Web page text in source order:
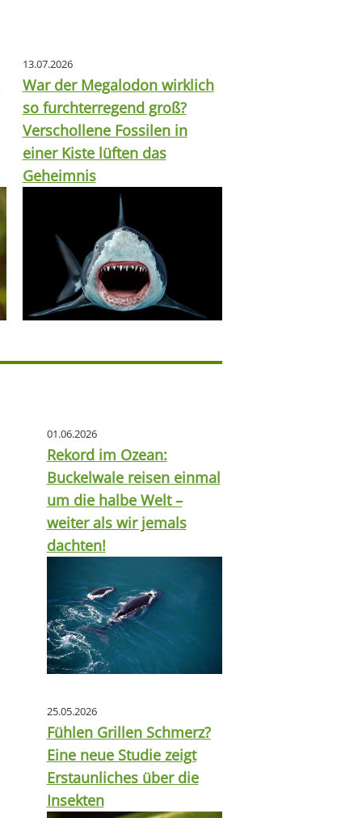
13.07.2026
War der Megalodon wirklich
so furchterregend groß?
Verschollene Fossilen in
einer Kiste lüften das
Geheimnis
01.06.2026
Rekord im Ozean:
Buckelwale reisen einmal
um die halbe Welt –
weiter als wir jemals
dachten!
25.05.2026
Fühlen Grillen Schmerz?
Eine neue Studie zeigt
Erstaunliches über die
Insekten